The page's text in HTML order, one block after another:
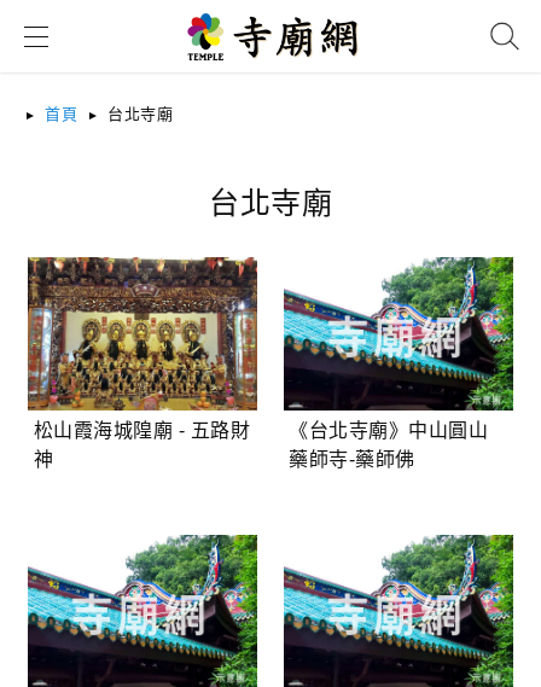
首頁 台北寺廟
台北寺廟
松山霞海城隍廟 - 五路財
神
《台北寺廟》中山圓山
藥師寺-藥師佛